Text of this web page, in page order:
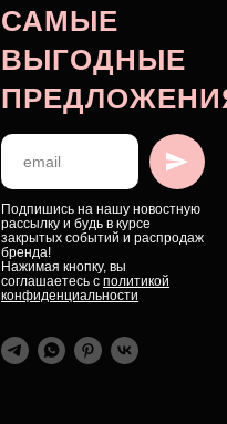
САМЫЕ
ВЫГОДНЫЕ
Подпишись на нашу новостную
рассылку и будь в курсе
закрытых событий и распродаж
бренда!
Нажимая кнопку, вы
соглашаетесь с политикой
конфиденциальности